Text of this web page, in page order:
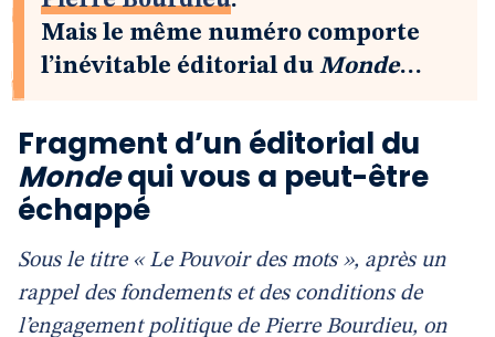
Mais le même numéro comporte
l’inévitable éditorial du Monde…
Fragment d’un éditorial du
Mondequi vous a peut-être
échappé
Sous le titre « Le Pouvoir des mots », après un
rappel des fondements et des conditions de
l’engagement politique de Pierre Bourdieu, on